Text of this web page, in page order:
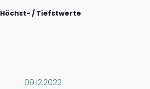
Höchst- / Tiefstwerte
09.12.2022